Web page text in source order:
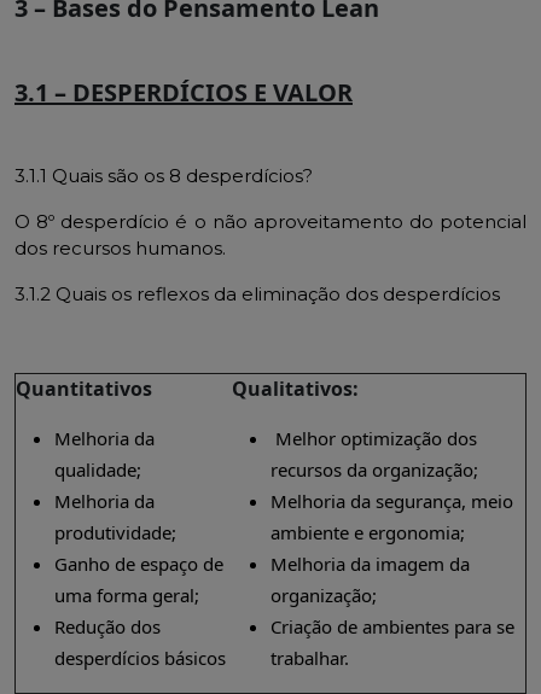
3 – Bases do Pensamento Lean
3.1 – DESPERDÍCIOS E VALOR
3.1.1 Quais são os 8 desperdícios?
O 8º desperdício é o não aproveitamento do potencial
dos recursos humanos.
3.1.2 Quais os reflexos da eliminação dos desperdícios
Quantitativos
Melhoria da
qualidade;
Melhoria da
produtividade;
Ganho de espaço de
uma forma geral;
Redução dos
desperdícios básicos
Qualitativos:
Melhor optimização dos
recursos da organização;
Melhoria da segurança, meio
ambiente e ergonomia;
Melhoria da imagem da
organização;
Criação de ambientes para se
trabalhar.